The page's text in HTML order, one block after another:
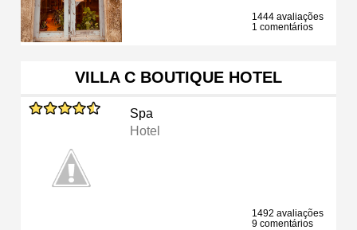
1444 avaliações
1 comentários
VILLA C BOUTIQUE HOTEL
Spa
Hotel
1492 avaliações
9 comentários